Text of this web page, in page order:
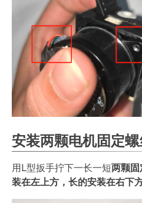
安装两颗电机固定
用L型扳手拧下一长一短两颗固
装在左上方，长的安装在右下